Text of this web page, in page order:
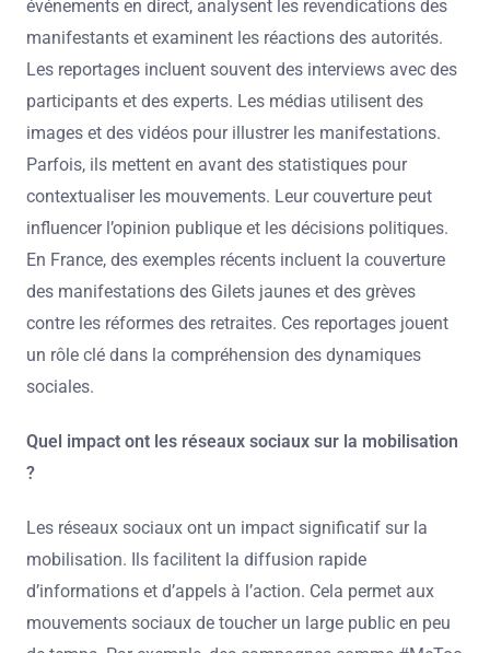
événements en direct, analysent les revendications des
manifestants et examinent les réactions des autorités.
Les reportages incluent souvent des interviews avec des
participants et des experts. Les médias utilisent des
images et des vidéos pour illustrer les manifestations.
Parfois, ils mettent en avant des statistiques pour
contextualiser les mouvements. Leur couverture peut
influencer l’opinion publique et les décisions politiques.
En France, des exemples récents incluent la couverture
des manifestations des Gilets jaunes et des grèves
contre les réformes des retraites. Ces reportages jouent
un rôle clé dans la compréhension des dynamiques
sociales.
Quel impact ont les réseaux sociaux sur la mobilisation
?
Les réseaux sociaux ont un impact significatif sur la
mobilisation. Ils facilitent la diffusion rapide
d’informations et d’appels à l’action. Cela permet aux
mouvements sociaux de toucher un large public en peu